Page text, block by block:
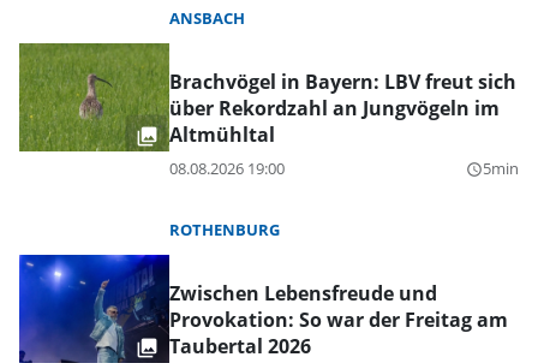
ANSBACH
Brachvögel in Bayern: LBV freut sich
über Rekordzahl an Jungvögeln im
Altmühltal
08.08.2026 19:00 query_builder5min
ROTHENBURG
Zwischen Lebensfreude und
Provokation: So war der Freitag am
Taubertal 2026